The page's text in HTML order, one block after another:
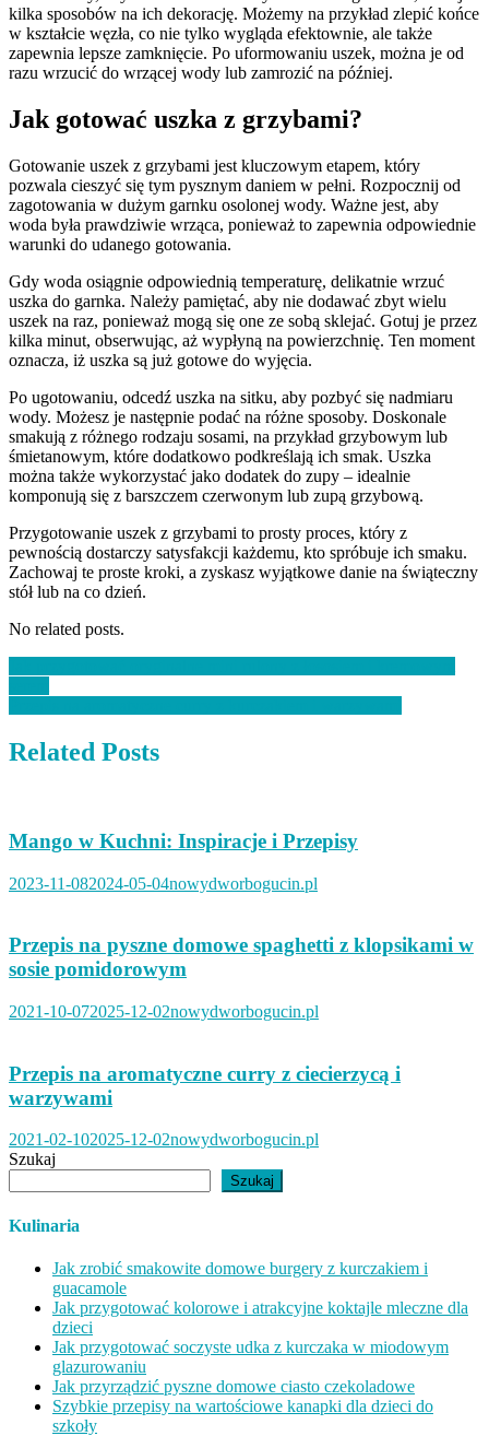
kilka sposobów na ich dekorację. Możemy na przykład zlepić końce
w kształcie węzła, co nie tylko wygląda efektownie, ale także
zapewnia lepsze zamknięcie. Po uformowaniu uszek, można je od
razu wrzucić do wrzącej wody lub zamrozić na później.
Jak gotować uszka z grzybami?
Gotowanie uszek z grzybami jest kluczowym etapem, który
pozwala cieszyć się tym pysznym daniem w pełni. Rozpocznij od
zagotowania w dużym garnku osolonej wody. Ważne jest, aby
woda była prawdziwie wrząca, ponieważ to zapewnia odpowiednie
warunki do udanego gotowania.
Gdy woda osiągnie odpowiednią temperaturę, delikatnie wrzuć
uszka do garnka. Należy pamiętać, aby nie dodawać zbyt wielu
uszek na raz, ponieważ mogą się one ze sobą sklejać. Gotuj je przez
kilka minut, obserwując, aż wypłyną na powierzchnię. Ten moment
oznacza, iż uszka są już gotowe do wyjęcia.
Po ugotowaniu, odcedź uszka na sitku, aby pozbyć się nadmiaru
wody. Możesz je następnie podać na różne sposoby. Doskonale
smakują z różnego rodzaju sosami, na przykład grzybowym lub
śmietanowym, które dodatkowo podkreślają ich smak. Uszka
można także wykorzystać jako dodatek do zupy – idealnie
komponują się z barszczem czerwonym lub zupą grzybową.
Przygotowanie uszek z grzybami to prosty proces, który z
pewnością dostarczy satysfakcji każdemu, kto spróbuje ich smaku.
Zachowaj te proste kroki, a zyskasz wyjątkowe danie na świąteczny
stół lub na co dzień.
No related posts.
Nawigacja
wpisu
Related Posts
Mango w Kuchni: Inspiracje i Przepisy
2023-11-082024-05-04nowydworbogucin.pl
Przepis na pyszne domowe spaghetti z klopsikami w
sosie pomidorowym
2021-10-072025-12-02nowydworbogucin.pl
Przepis na aromatyczne curry z ciecierzycą i
warzywami
2021-02-102025-12-02nowydworbogucin.pl
Szukaj
Szukaj
Kulinaria
Jak zrobić smakowite domowe burgery z kurczakiem i
guacamole
Jak przygotować kolorowe i atrakcyjne koktajle mleczne dla
dzieci
Jak przygotować soczyste udka z kurczaka w miodowym
glazurowaniu
Jak przyrządzić pyszne domowe ciasto czekoladowe
Szybkie przepisy na wartościowe kanapki dla dzieci do
szkoły